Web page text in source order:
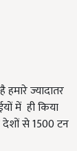
ज्यादातर
में ही किया
देशों से 1500 टन